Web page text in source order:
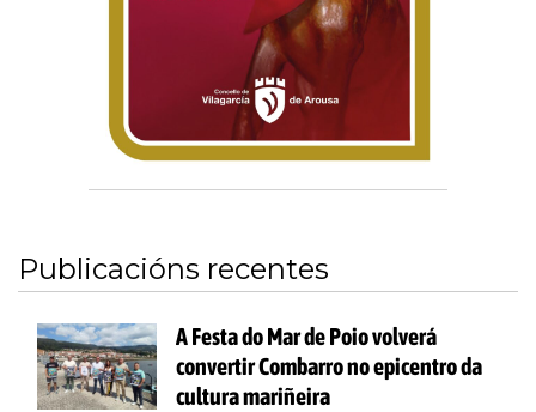
Publicacións recentes
A Festa do Mar de Poio volverá
convertir Combarro no epicentro da
cultura mariñeira